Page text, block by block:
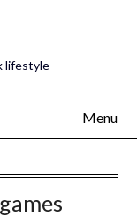
lifestyle
Menu